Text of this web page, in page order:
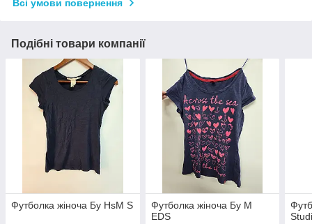
Всі умови повернення
Подібні товари компанії
Футболка жіноча Бу HsM S
Футболка жіноча Бу M
EDS